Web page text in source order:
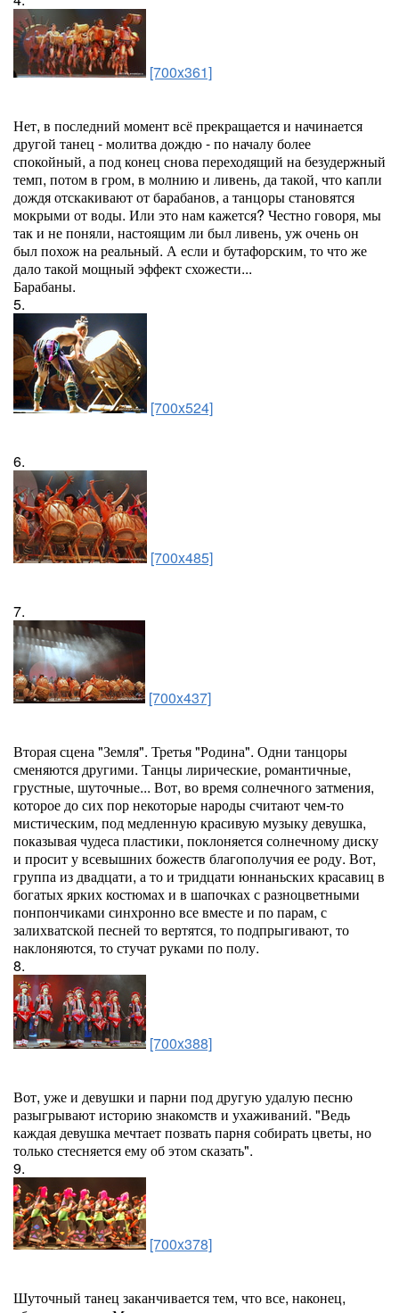
[700x361]
Нет, в последний момент всё прекращается и начинается
другой танец - молитва дождю - по началу более
спокойный, а под конец снова переходящий на безудержный
темп, потом в гром, в молнию и ливень, да такой, что капли
дождя отскакивают от барабанов, а танцоры становятся
мокрыми от воды. Или это нам кажется? Честно говоря, мы
так и не поняли, настоящим ли был ливень, уж очень он
был похож на реальный. А если и бутафорским, то что же
дало такой мощный эффект схожести...
Барабаны.
5.
[700x524]
6.
[700x485]
7.
[700x437]
Вторая сцена "Земля". Третья "Родина". Одни танцоры
сменяются другими. Танцы лирические, романтичные,
грустные, шуточные... Вот, во время солнечного затмения,
которое до сих пор некоторые народы считают чем-то
мистическим, под медленную красивую музыку девушка,
показывая чудеса пластики, поклоняется солнечному диску
и просит у всевышних божеств благополучия ее роду. Вот,
группа из двадцати, а то и тридцати юннаньских красавиц в
богатых ярких костюмах и в шапочках с разноцветными
понпончиками синхронно все вместе и по парам, с
залихватской песней то вертятся, то подпрыгивают, то
наклоняются, то стучат руками по полу.
8.
[700x388]
Вот, уже и девушки и парни под другую удалую песню
разыгрывают историю знакомств и ухаживаний. "Ведь
каждая девушка мечтает позвать парня собирать цветы, но
только стесняется ему об этом сказать".
9.
[700x378]
Шуточный танец заканчивается тем, что все, наконец,